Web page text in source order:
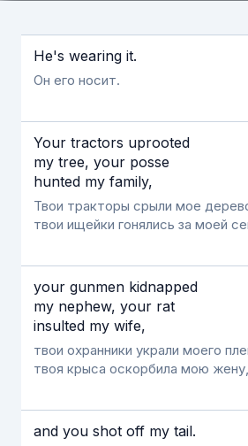
Если видео долго не грузится,
He's wearing it.
Он его носит.
Your tractors uprooted
my tree, your posse
hunted my family,
Твои тракторы срыли мое
твои ищейки гонялись за моей
your gunmen kidnapped
my nephew, your rat
insulted my wife,
твои охранники украли моего
твоя крыса оскорбила мою жену,
and you shot off my tail.